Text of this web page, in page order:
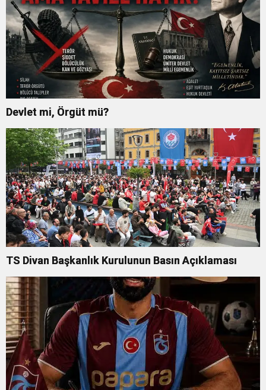
Devlet mi, Örgüt mü?
TS Divan Başkanlık Kurulunun Basın Açıklaması